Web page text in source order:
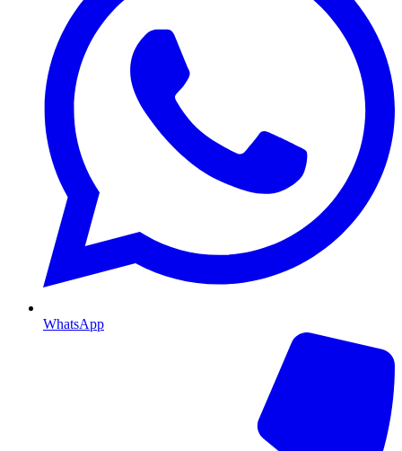
WhatsApp